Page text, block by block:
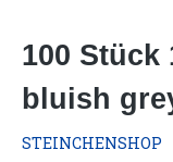
100 Stück
bluish
STEINCHENSHOP